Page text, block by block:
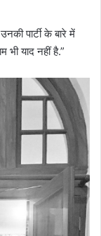
पार्टी के बारे में
याद नहीं है.”